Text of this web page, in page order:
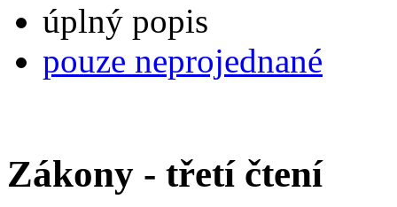
úplný popis
pouze neprojednané
Zákony - třetí čtení